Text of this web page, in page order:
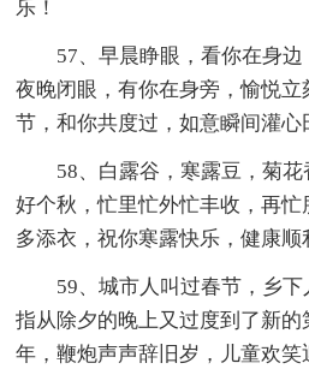
乐！
57、早晨睁眼，看你在身边
夜晚闭眼，有你在身旁，愉悦
节，和你共度过，如意瞬间灌心
58、白露谷，寒露豆，菊
好个秋，忙里忙外忙丰收，再
多添衣，祝你寒露快乐，健康顺
59、城市人叫过春节，乡
指从除夕的晚上又过度到了新
年，鞭炮声声辞旧岁，儿童欢